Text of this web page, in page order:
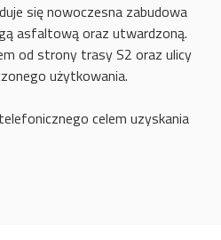
się nowoczesna zabudowa
asfaltową oraz utwardzoną.
od strony trasy S2 oraz ulicy
użytkowania.
celem uzyskania